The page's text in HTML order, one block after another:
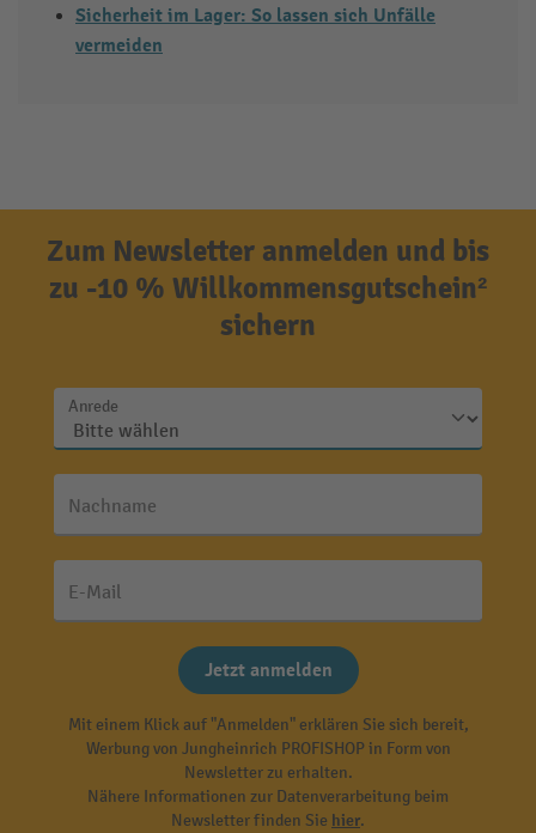
Sicherheit im Lager: So lassen sich Unfälle
vermeiden
Zum Newsletter anmelden und bis
zu -10 % Willkommensgutschein²
sichern
Anrede
Nachname
E-Mail
Jetzt anmelden
Mit einem Klick auf "Anmelden" erklären Sie sich bereit,
Werbung von Jungheinrich PROFISHOP in Form von
Newsletter zu erhalten.
Nähere Informationen zur Datenverarbeitung beim
Newsletter finden Sie hier.